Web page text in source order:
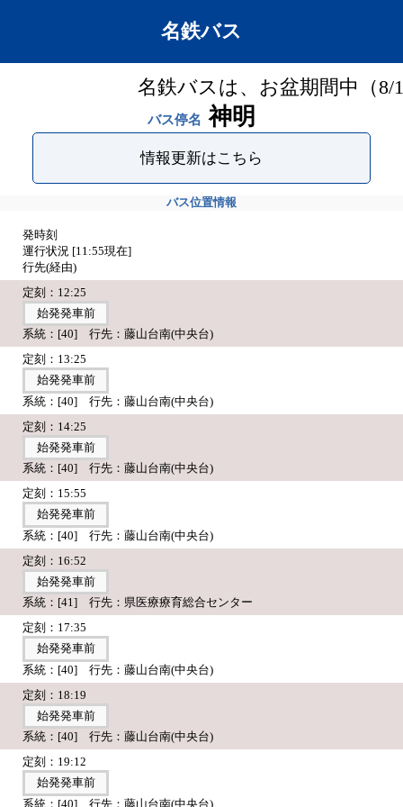
名鉄バス
名鉄バスは、お盆期間中（8/
バス停名 神明
情報更新はこちら
バス位置情報
発時刻
運行状況 [11:55現在]
行先(経由)
定刻：12:25
始発発車前
系統：[40] 行先：藤山台南(中央台)
定刻：13:25
始発発車前
系統：[40] 行先：藤山台南(中央台)
定刻：14:25
始発発車前
系統：[40] 行先：藤山台南(中央台)
定刻：15:55
始発発車前
系統：[40] 行先：藤山台南(中央台)
定刻：16:52
始発発車前
系統：[41] 行先：県医療療育総合センター
定刻：17:35
始発発車前
系統：[40] 行先：藤山台南(中央台)
定刻：18:19
始発発車前
系統：[40] 行先：藤山台南(中央台)
定刻：19:12
始発発車前
系統：[40] 行先：藤山台南(中央台)